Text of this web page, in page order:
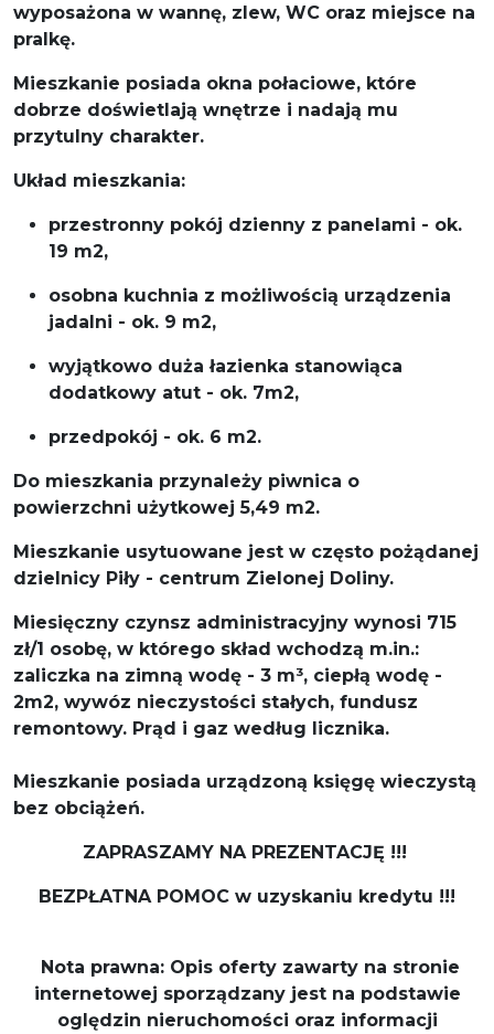
wyposażona w wannę, zlew, WC oraz miejsce na
pralkę.
Mieszkanie posiada okna połaciowe, które
dobrze doświetlają wnętrze i nadają mu
przytulny charakter.
Układ mieszkania:
przestronny pokój dzienny z panelami - ok.
19 m2,
osobna kuchnia z możliwością urządzenia
jadalni - ok. 9 m2,
wyjątkowo duża łazienka stanowiąca
dodatkowy atut - ok. 7m2,
przedpokój - ok. 6 m2.
Do mieszkania przynależy piwnica o
powierzchni użytkowej 5,49 m2.
Mieszkanie usytuowane jest w często pożądanej
dzielnicy Piły - centrum Zielonej Doliny.
Miesięczny czynsz administracyjny wynosi 715
zł/1 osobę, w którego skład wchodzą m.in.:
zaliczka na zimną wodę - 3 m³, ciepłą wodę -
2m2, wywóz nieczystości stałych, fundusz
remontowy. Prąd i gaz według licznika.
Mieszkanie posiada urządzoną księgę wieczystą
bez obciążeń.
ZAPRASZAMY NA PREZENTACJĘ !!!
BEZPŁATNA POMOC w uzyskaniu kredytu !!!
Nota prawna: Opis oferty zawarty na stronie
internetowej sporządzany jest na podstawie
oględzin nieruchomości oraz informacji